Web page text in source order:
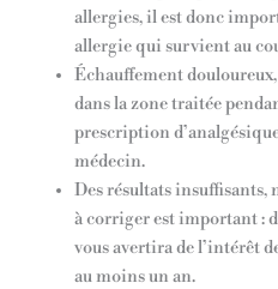
allergies, il est donc
allergie qui survient au
Échauffement
dans la zone traitée
prescription
médecin.
Des résultats insuffisants,
à corriger est important :
vous avertira de l’intérêt
au moins un an.